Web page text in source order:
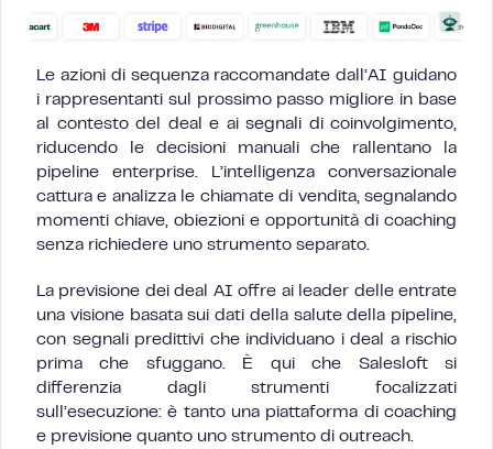
Le azioni di sequenza raccomandate dall’AI guidano
i rappresentanti sul prossimo passo migliore in base
al contesto del deal e ai segnali di coinvolgimento,
riducendo le decisioni manuali che rallentano la
pipeline enterprise. L’intelligenza conversazionale
cattura e analizza le chiamate di vendita, segnalando
momenti chiave, obiezioni e opportunità di coaching
senza richiedere uno strumento separato.
La previsione dei deal AI offre ai leader delle entrate
una visione basata sui dati della salute della pipeline,
con segnali predittivi che individuano i deal a rischio
prima che sfuggano. È qui che Salesloft si
differenzia dagli strumenti focalizzati
sull’esecuzione: è tanto una piattaforma di coaching
e previsione quanto uno strumento di outreach.